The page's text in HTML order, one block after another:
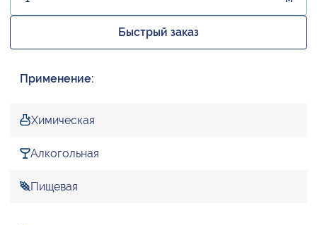
Быстрый заказ
Применение:
Химическая
Алкогольная
Пищевая